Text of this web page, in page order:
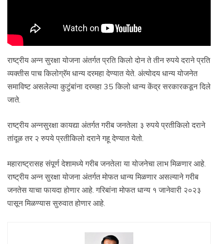
राष्ट्रीय अन्न सुरक्षा योजना अंतर्गत प्रति किलो दोन ते तीन रुपये दराने प्रति
व्यक्तीस पाच किलोग्रॅम धान्य दरमहा देण्यात येते. अंत्योदय धान्य योजनेत
समाविष्ट असलेल्या कुटुंबांना दरमहा 35 किलो धान्य केंद्र सरकारकडून दिले
जाते.
राष्ट्रीय अन्नसुरक्षा कायद्या अंतर्गत गरीब जनतेला ३ रुपये प्रतीकिलो दराने
तांदूळ तर २ रुपये प्रतीकिलो दराने गहू देण्यात येतो.
महाराष्ट्रासह संपूर्ण देशामध्ये गरीब जनतेला या योजनेचा लाभ मिळणार आहे.
राष्ट्रीय अन्न सुरक्षा योजना अंतर्गत मोफत धान्य मिळणार असल्याने गरीब
जनतेस याचा फायदा होणार आहे. गरिबांना मोफत धान्य १ जानेवारी २०२३
पासून मिळण्यास सुरुवात होणार आहे.